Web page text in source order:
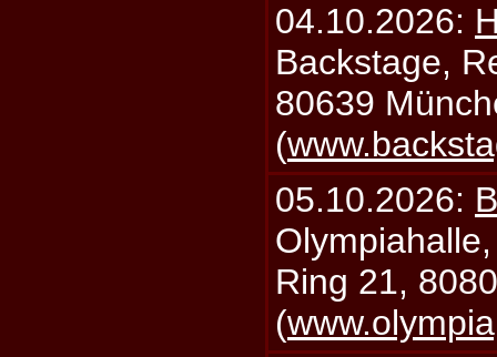
04.10.2026:
Backstage,
80639
(
05.10.2026:
Ring 21,
(